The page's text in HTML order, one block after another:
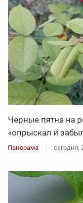
Черные пятна на
«опрыскал и
Панорама сегодня,